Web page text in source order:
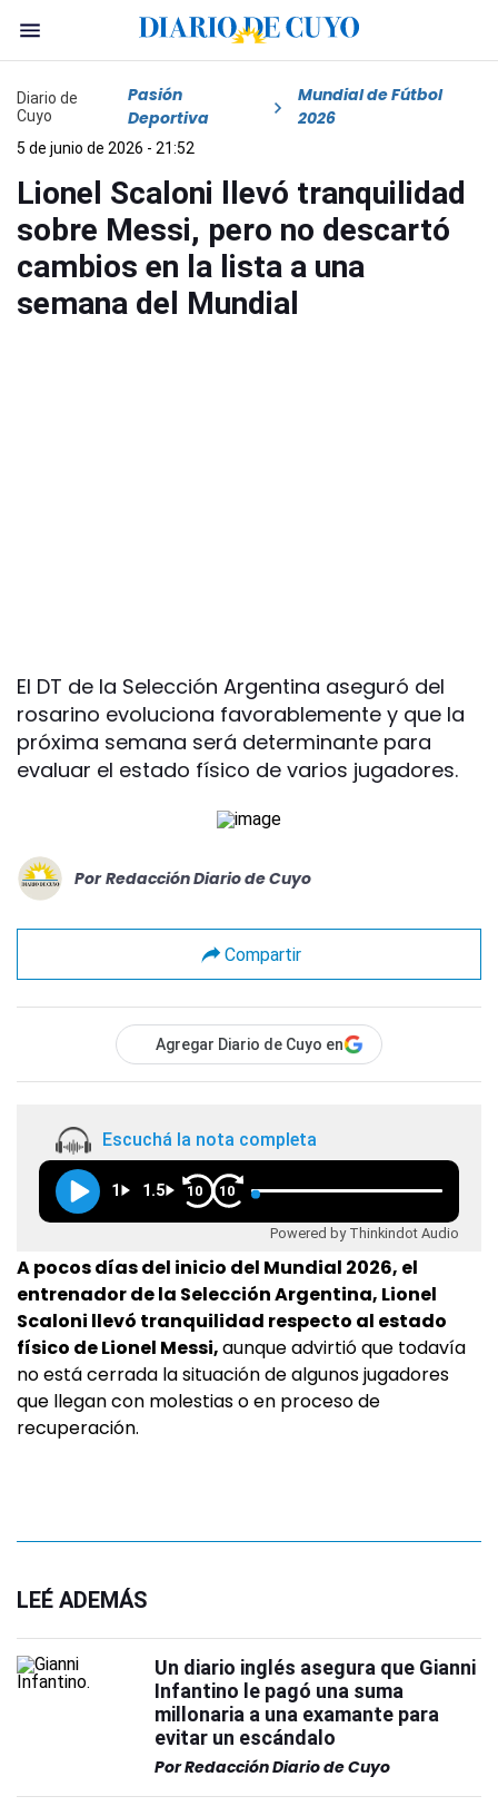
Diario de
Cuyo
Pasión
Deportiva
Mundial de Fútbol
2026
5 de junio de 2026 - 21:52
Lionel Scaloni llevó tranquilidad
sobre Messi, pero no descartó
cambios en la lista a una
semana del Mundial
El DT de la Selección Argentina aseguró del
rosarino evoluciona favorablemente y que la
próxima semana será determinante para
evaluar el estado físico de varios jugadores.
Por Redacción Diario de Cuyo
Compartir
Agregar Diario de Cuyo en
Escuchá la nota completa
1 1.5 10 10
Powered by Thinkindot Audio
A pocos días del inicio del Mundial 2026, el
entrenador de la Selección Argentina, Lionel
Scaloni llevó tranquilidad respecto al estado
físico de Lionel Messi,aunque advirtió que todavía
no está cerrada la situación de algunos jugadores
que llegan con molestias o en proceso de
recuperación.
LEÉ ADEMÁS
Un diario inglés asegura que Gianni
Infantino le pagó una suma
millonaria a una examante para
evitar un escándalo
PorRedacción Diario de Cuyo